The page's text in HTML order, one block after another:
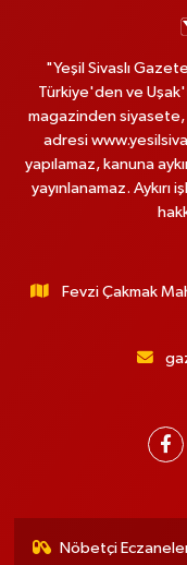
"Yeşil Sivaslı
Türkiye'den ve
magazinden
adresi
yapılamaz, kanuna
yayınlanamaz.
Fevzi Çakmak
Nöbetçi